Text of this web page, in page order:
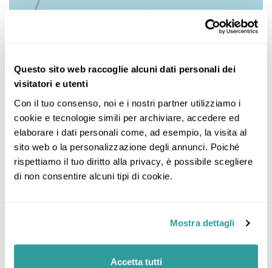
Questo sito web raccoglie alcuni dati personali dei
visitatori e utenti
Con il tuo consenso, noi e i nostri partner utilizziamo i
cookie e tecnologie simili per archiviare, accedere ed
elaborare i dati personali come, ad esempio, la visita al
sito web o la personalizzazione degli annunci. Poiché
rispettiamo il tuo diritto alla privacy, è possibile scegliere
di non consentire alcuni tipi di cookie.
Mostra dettagli
Accetta tutti